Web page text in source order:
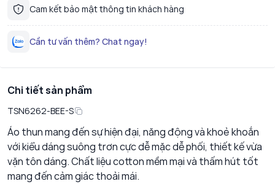
Cam kết bảo mật thông tin khách hàng
Cần tư vấn thêm? Chat ngay!
Chi tiết sản phẩm
TSN6262-BEE-S
Áo thun mang đến sự hiện đại, năng động và khoẻ khoắn
với kiểu dáng suông trơn cực dễ mặc dễ phối, thiết kế vừa
vặn tôn dáng. Chất liệu cotton mềm mại và thấm hút tốt
mang đến cảm giác thoải mái.